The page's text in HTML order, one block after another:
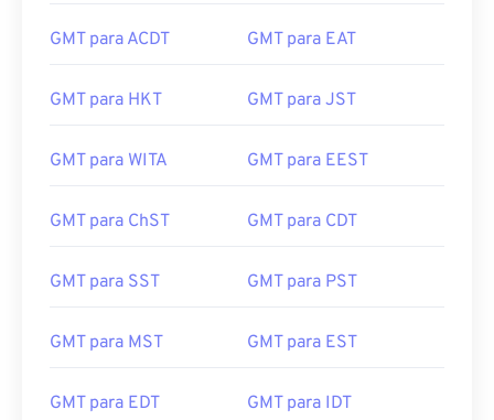
GMT para ACDT GMT para EAT
GMT para HKT GMT para JST
GMT para WITA GMT para EEST
GMT para ChST GMT para CDT
GMT para SST GMT para PST
GMT para MST GMT para EST
GMT para EDT GMT para IDT